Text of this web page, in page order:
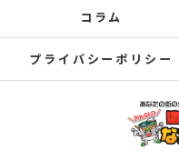
コラム
プライバシーポリシー